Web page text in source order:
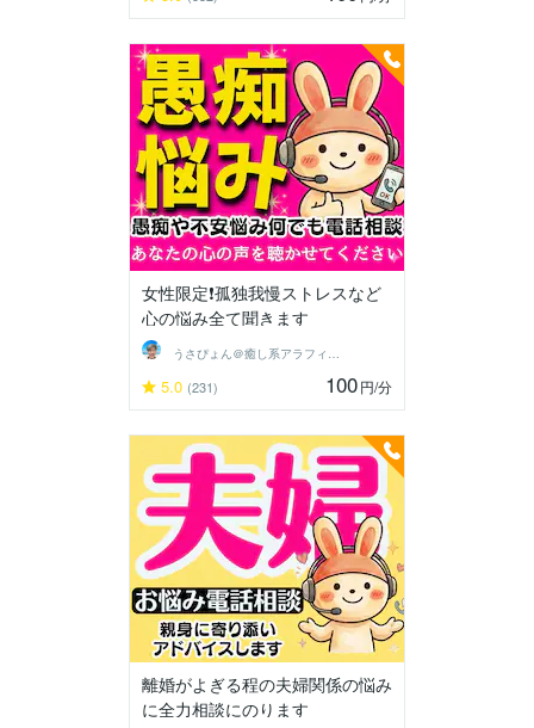
女性限定❗孤独我慢ストレスなど
心の悩み全て聞きます
うさぴょん＠癒し系アラフィフ心寄り添い人
5.0 (231) 100円/分
離婚がよぎる程の夫婦関係の悩み
に全力相談にのります